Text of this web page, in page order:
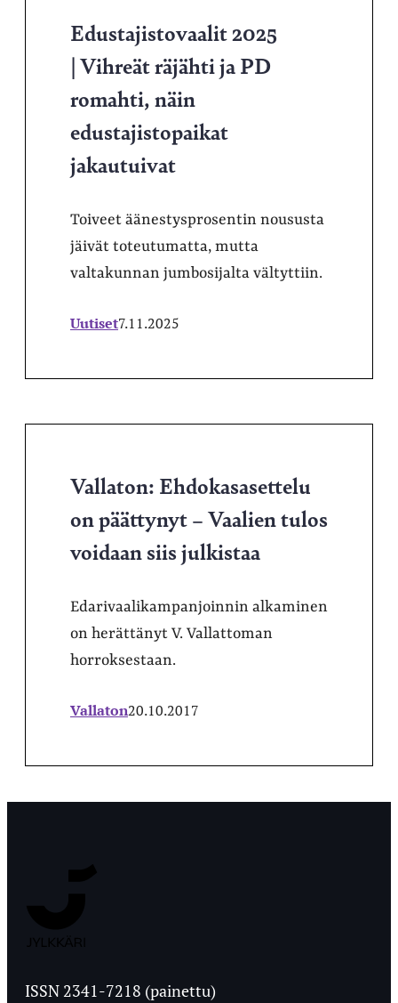
Edustajistovaalit 2025
| Vihreät räjähti ja PD
romahti, näin
edustajistopaikat
jakautuivat
Toiveet äänestysprosentin noususta
jäivät toteutumatta, mutta
valtakunnan jumbosijalta vältyttiin.
Uutiset7.11.2025
Vallaton: Ehdokasasettelu
on päättynyt – Vaalien tulos
voidaan siis julkistaa
Edarivaalikampanjoinnin alkaminen
on herättänyt V. Vallattoman
horroksestaan.
Vallaton20.10.2017
Ylioppilaslehti
ISSN 2341-7218 (painettu)